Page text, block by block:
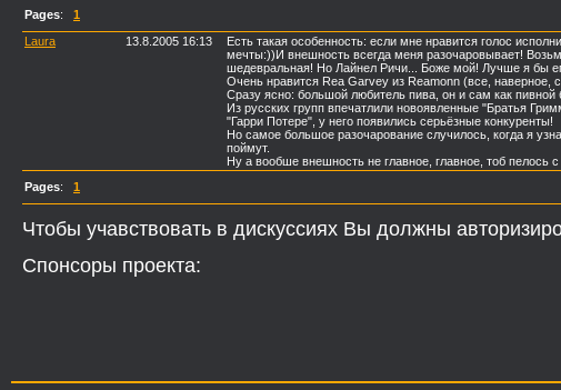
Pages: 1
Laura
13.8.2005 16:13
Есть такая особенность: если мне нравится голос
мечты:))И внешность всегда меня разочаровывает!
шедевральная! Но Лайнел Ричи... Боже мой! Лучше я бы
Очень нравится Rea Garvey из Reamonn (все, наверное,
Сразу ясно: большой любитель пива, он и сам как
Из русских групп впечатлили новоявленные "Братья
"Гарри Потере", у него появились серьёзные конкуренты!
Но самое большое разочарование случилось, когда я
поймут.
Ну а вообше внешность не главное, главное, тоб пелось
Pages: 1
Чтобы учавствовать в дискуссиях Вы должны
Спонсоры проекта: